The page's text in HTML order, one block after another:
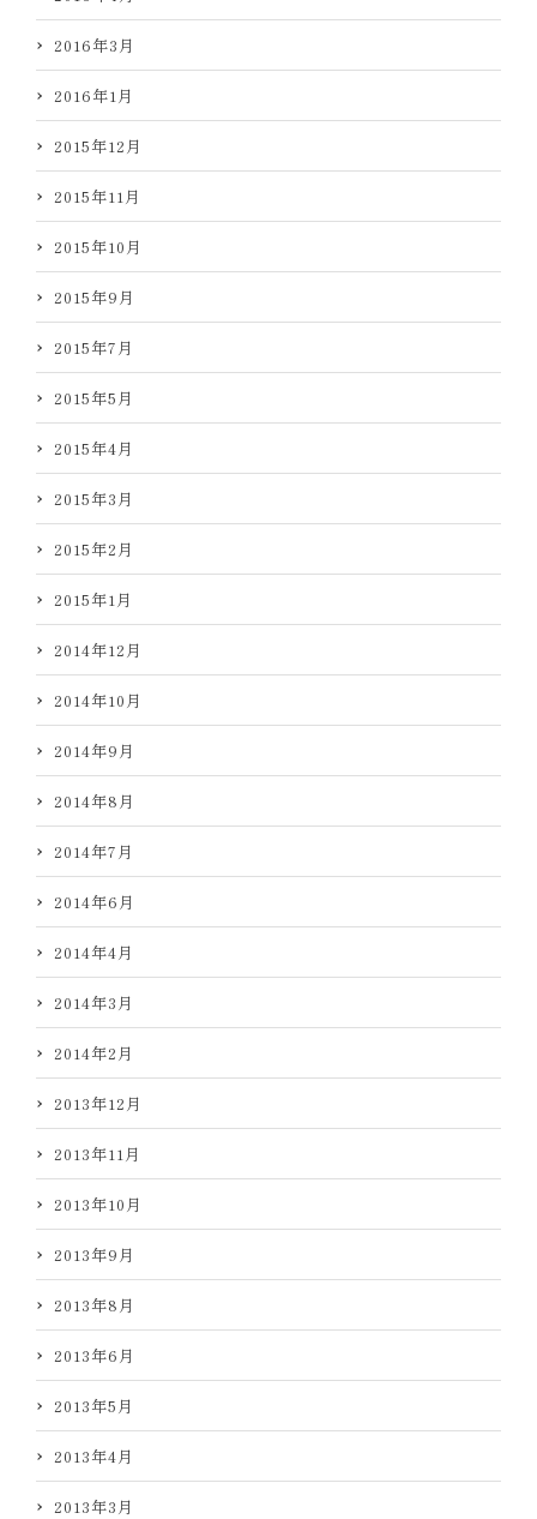
2016年3月
2016年1月
2015年12月
2015年11月
2015年10月
2015年9月
2015年7月
2015年5月
2015年4月
2015年3月
2015年2月
2015年1月
2014年12月
2014年10月
2014年9月
2014年8月
2014年7月
2014年6月
2014年4月
2014年3月
2014年2月
2013年12月
2013年11月
2013年10月
2013年9月
2013年8月
2013年6月
2013年5月
2013年4月
2013年3月